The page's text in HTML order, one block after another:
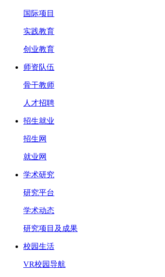
国际项目
实践教育
创业教育
师资队伍
骨干教师
人才招聘
招生就业
招生网
就业网
学术研究
研究平台
学术动态
研究项目及成果
校园生活
VR校园导航